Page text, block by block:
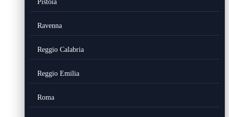
Pistoia
Ravenna
Reggio Calabria
Reggio Emilia
Roma